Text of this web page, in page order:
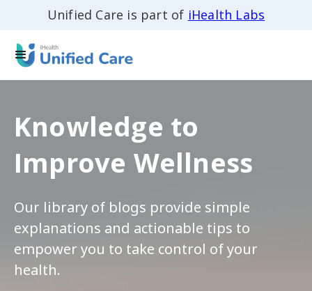
Unified Care is part of iHealth Labs
Knowledge to
Improve Wellness
Our library of blogs provide simple
explanations and actionable tips to
empower you to take control of your
health.